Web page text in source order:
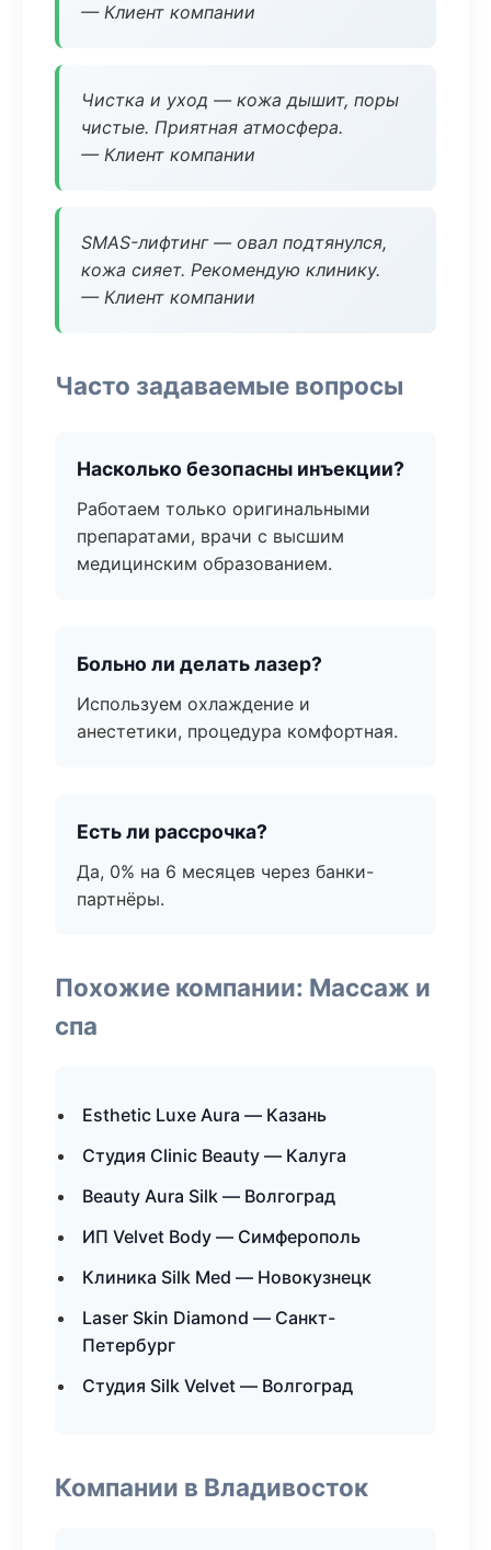
— Клиент компании
Чистка и уход — кожа дышит, поры
чистые. Приятная атмосфера.
— Клиент компании
SMAS-лифтинг — овал подтянулся,
кожа сияет. Рекомендую клинику.
— Клиент компании
Часто задаваемые вопросы
Насколько безопасны инъекции?
Работаем только оригинальными
препаратами, врачи с высшим
медицинским образованием.
Больно ли делать лазер?
Используем охлаждение и
анестетики, процедура комфортная.
Есть ли рассрочка?
Да, 0% на 6 месяцев через банки-
партнёры.
Похожие компании: Массаж и
спа
Esthetic Luxe Aura — Казань
Студия Clinic Beauty — Калуга
Beauty Aura Silk — Волгоград
ИП Velvet Body — Симферополь
Клиника Silk Med — Новокузнецк
Laser Skin Diamond — Санкт-
Петербург
Студия Silk Velvet — Волгоград
Компании в Владивосток